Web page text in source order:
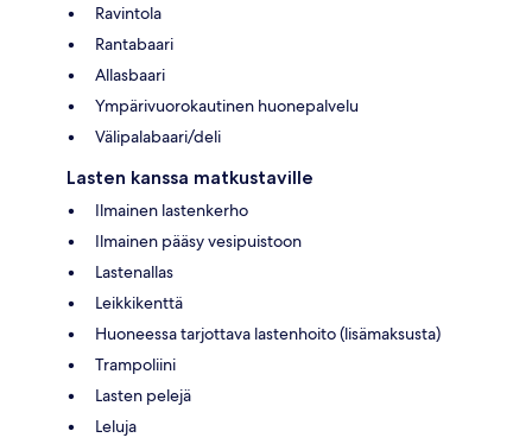
Ravintola
Rantabaari
Allasbaari
Ympärivuorokautinen huonepalvelu
Välipalabaari/deli
Lasten kanssa matkustaville
Ilmainen lastenkerho
Ilmainen pääsy vesipuistoon
Lastenallas
Leikkikenttä
Huoneessa tarjottava lastenhoito (lisämaksusta)
Trampoliini
Lasten pelejä
Leluja